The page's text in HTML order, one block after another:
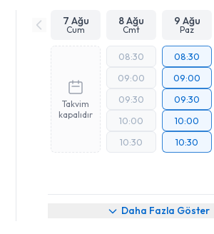
Takvim Talebini Gönder
7 Ağu
Cum
8 Ağu
Cmt
9 Ağu
Paz
Takvim
kapalıdır
08:30
09:00
09:30
10:00
10:30
08:30
09:00
09:30
10:00
10:30
Daha Fazla Göster